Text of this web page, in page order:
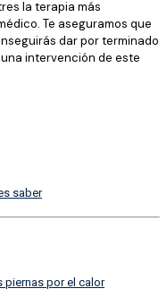
la terapia más
Te aseguramos que
dar por terminado
intervención de este
saber
piernas por el calor